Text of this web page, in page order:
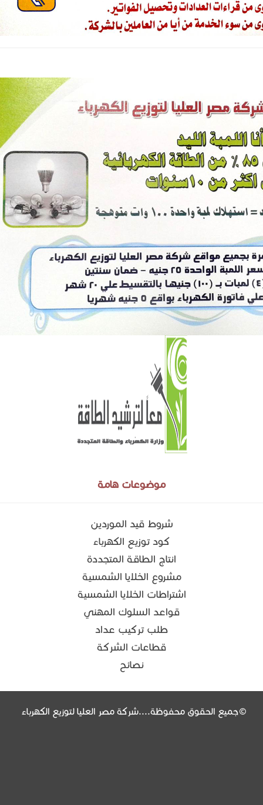
موضوعات هامة
شروط قيد الموردين
كود توزيع الكهرباء
انتاج الطاقة المتجددة
مشروع الخلايا الشمسية
اشتراطات الخلايا الشمسية
قواعد السلوك المهني
طلب تركيب عداد
قطاعات الشركة
نصائح
©جميع الحقوق محفوظة....شركة مصر العليا لتوزيع الكهرباء